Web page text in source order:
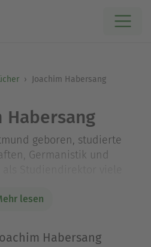
Joachim Habersang
Habersang
geboren, studierte
Germanistik und
begleitet ihn, solange er
lesen
Habersang